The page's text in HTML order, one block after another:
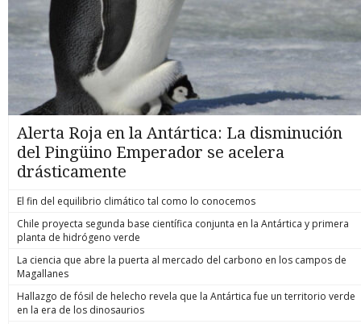
Alerta Roja en la Antártica: La disminución
del Pingüino Emperador se acelera
drásticamente
El fin del equilibrio climático tal como lo conocemos
Chile proyecta segunda base científica conjunta en la Antártica y primera
planta de hidrógeno verde
La ciencia que abre la puerta al mercado del carbono en los campos de
Magallanes
Hallazgo de fósil de helecho revela que la Antártica fue un territorio verde
en la era de los dinosaurios